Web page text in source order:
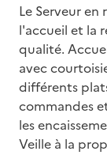
Le Serveur
l'accueil et la
qualité.
avec
différents
commandes
les
Veille à la